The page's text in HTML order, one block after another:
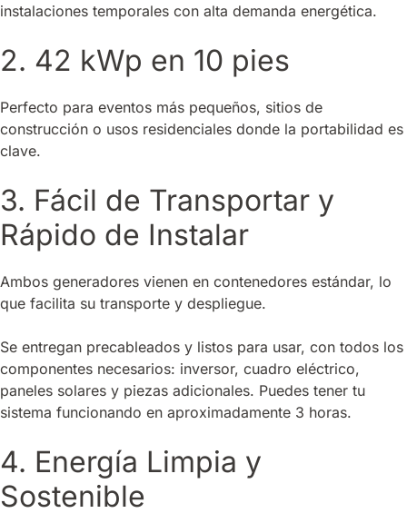
instalaciones temporales con alta demanda energética.
2. 42 kWp en 10 pies
Perfecto para eventos más pequeños, sitios de
construcción o usos residenciales donde la portabilidad es
clave.
3. Fácil de Transportar y
Rápido de Instalar
Ambos generadores vienen en contenedores estándar, lo
que facilita su transporte y despliegue.
Se entregan precableados y listos para usar, con todos los
componentes necesarios: inversor, cuadro eléctrico,
paneles solares y piezas adicionales. Puedes tener tu
sistema funcionando en aproximadamente 3 horas.
4. Energía Limpia y
Sostenible